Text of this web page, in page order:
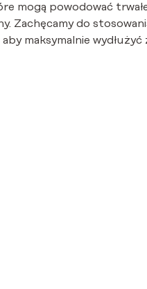
mogą powodować
Zachęcamy do
maksymalnie